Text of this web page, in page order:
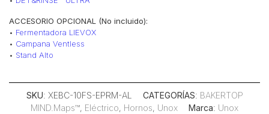
ACCESORIO OPCIONAL (No incluido):
• Fermentadora LIEVOX
• Campana Ventless
• Stand Alto
SKU: XEBC-10FS-EPRM-AL CATEGORÍAS: BAKERTOP
MIND.Maps™, Eléctrico, Hornos, Unox Marca: Unox